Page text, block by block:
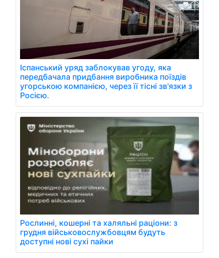
Іспанський уряд заблокував угоду, яка
передбачала придбання виробника поїздів
угорською компанією, через її тісні зв'язки з
Росією.
Рослинні, кошерні та халяльні раціони: з
грудня військовослужбовцям будуть
доступні нові сухі пайки